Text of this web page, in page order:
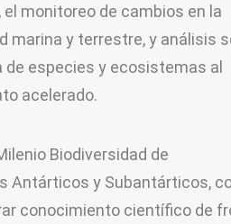
el monitoreo de cambios en la
marina y terrestre, y análisis
de especies y ecosistemas al
acelerado.
Biodiversidad de
Antárticos y Subantárticos,
conocimiento científico de